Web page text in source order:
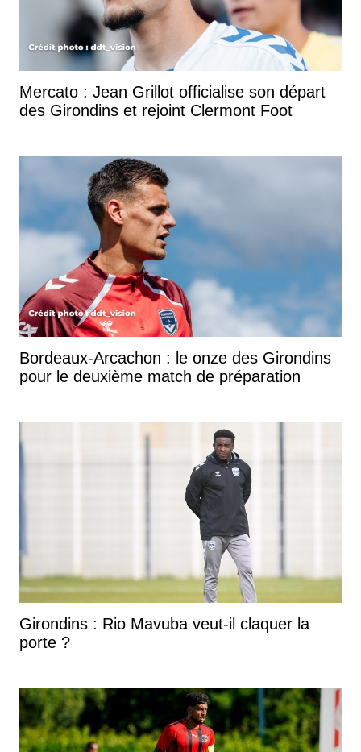
Mercato : Jean Grillot officialise son départ
des Girondins et rejoint Clermont Foot
Bordeaux-Arcachon : le onze des Girondins
pour le deuxième match de préparation
Girondins : Rio Mavuba veut-il claquer la
porte ?